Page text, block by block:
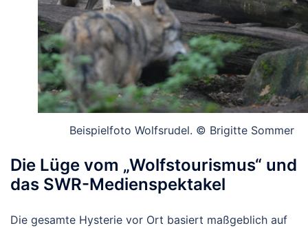
Beispielfoto Wolfsrudel. © Brigitte Sommer
Die Lüge vom „Wolfstourismus“ und
das SWR-Medienspektakel
Die gesamte Hysterie vor Ort basiert maßgeblich auf